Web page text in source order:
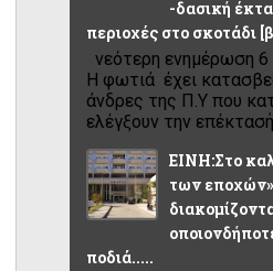
-δασική
περιοχές στο σκοτάδι
νεότερη ενημέρωση
Η φωτιά έχει
άνδρες της Π.Υ που
ελέγξουν την
ΕΙΝΗ:Στο
των εποχών»
ποδιά.....